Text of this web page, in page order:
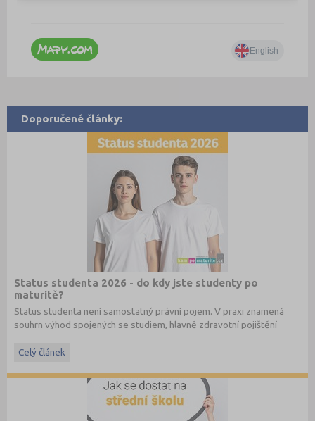
Doporučené články:
Status studenta 2026 - do kdy jste studenty po
maturitě?
Status studenta není samostatný právní pojem. V praxi znamená
souhrn výhod spojených se studiem, hlavně zdravotní pojištění
Celý článek